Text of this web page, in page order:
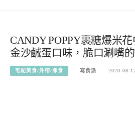
CANDY POPPY裹糖爆米
金沙鹹蛋口味，脆口涮嘴
宅配美食/外帶/即食 寫食派 2020-08-